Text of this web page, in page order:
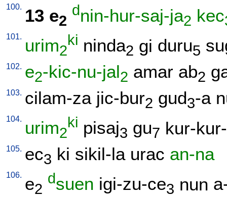
100. 13 e2
dnin-hur-saj-ja2 kec
101. urim2
ki ninda2 gi duru5
102. e2-kic-nu-jal2 amar ab2
103. cilam-za jic-bur2 gud3-a
104. urim2
ki pisaj3 gu7 kur-
105. ec3 ki sikil-la urac an-na
106. e2
dsuen igi-zu-ce3 nun